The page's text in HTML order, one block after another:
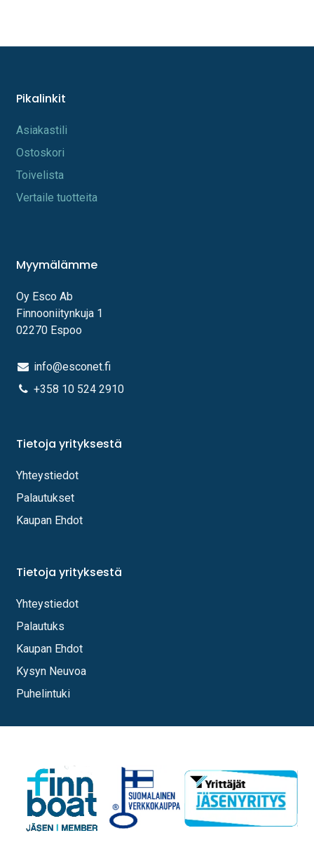
Pikalinkit
A​s​iakastili
Os​toskori
Toi​velista
Vertaile tuotteita
Myymälämme
Oy Esco Ab
Finnooniitynkuja 1
02270 Espoo
info@esconet.fi
+358 10 524 2910
Tietoja yrityksestä
Yhteystiedot
Palautukset
Kaupan Ehdot
Tietoja yrityksestä
Yhteystiedot
Palautuks
Kaupan Ehdot
Kysyn Neuvoa
Puhelintuki